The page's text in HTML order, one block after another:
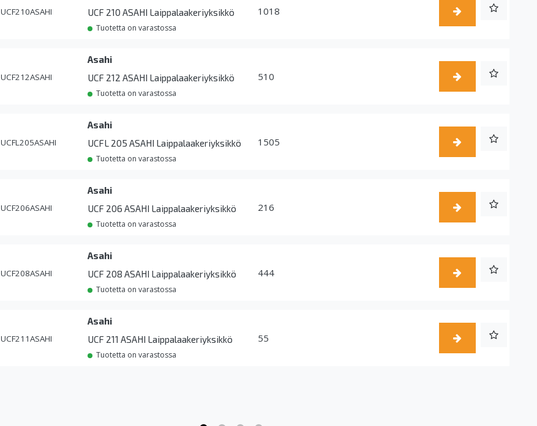
UCF210ASAHI
UCF 210 ASAHI Laippalaakeriyksikkö
Tuotetta on varastossa
1018
UCF212ASAHI
Asahi
UCF 212 ASAHI Laippalaakeriyksikkö
Tuotetta on varastossa
510
UCFL205ASAHI
Asahi
UCFL 205 ASAHI Laippalaakeriyksikkö
Tuotetta on varastossa
1505
UCF206ASAHI
Asahi
UCF 206 ASAHI Laippalaakeriyksikkö
Tuotetta on varastossa
216
UCF208ASAHI
Asahi
UCF 208 ASAHI Laippalaakeriyksikkö
Tuotetta on varastossa
444
UCF211ASAHI
Asahi
UCF 211 ASAHI Laippalaakeriyksikkö
Tuotetta on varastossa
55